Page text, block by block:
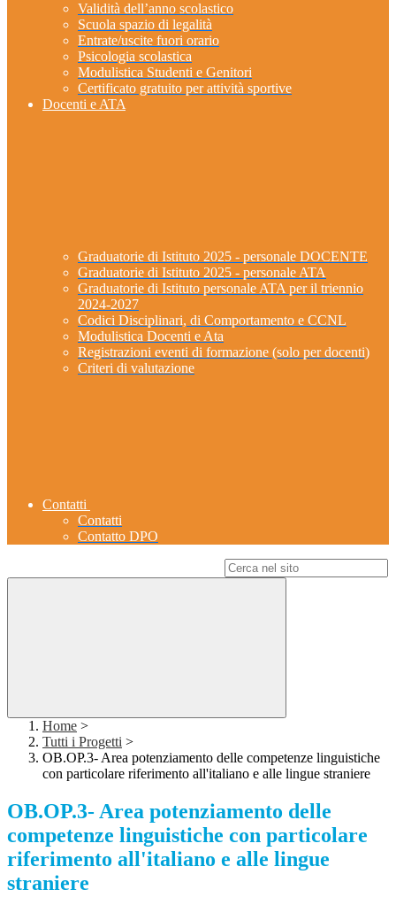
Validità dell’anno scolastico
Scuola spazio di legalità
Entrate/uscite fuori orario
Psicologia scolastica
Modulistica Studenti e Genitori
Certificato gratuito per attività sportive
Docenti e ATA
Graduatorie di Istituto 2025 - personale DOCENTE
Graduatorie di Istituto 2025 - personale ATA
Graduatorie di Istituto personale ATA per il triennio
2024-2027
Codici Disciplinari, di Comportamento e CCNL
Modulistica Docenti e Ata
Registrazioni eventi di formazione (solo per docenti)
Criteri di valutazione
Contatti
Contatti
Contatto DPO
Home >
Tutti i Progetti >
OB.OP.3- Area potenziamento delle competenze linguistiche
con particolare riferimento all'italiano e alle lingue straniere
OB.OP.3- Area potenziamento delle
competenze linguistiche con particolare
riferimento all'italiano e alle lingue
straniere